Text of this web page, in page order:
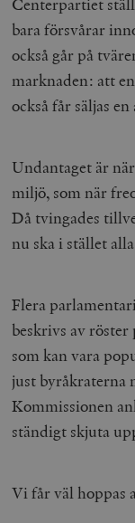
bara försvårar
också går på
marknaden: att
också får säljas en
Undantaget är
miljö, som när
Då tvingades
nu ska i stället
Flera
beskrivs av
som kan vara
just byråkraterna
Kommissionen
ständigt skjuta
Vi får väl hoppas